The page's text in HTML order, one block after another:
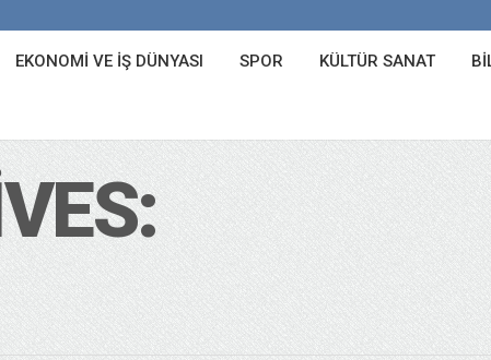
EKONOMI VE İŞ DÜNYASI SPOR KÜLTÜR SANAT